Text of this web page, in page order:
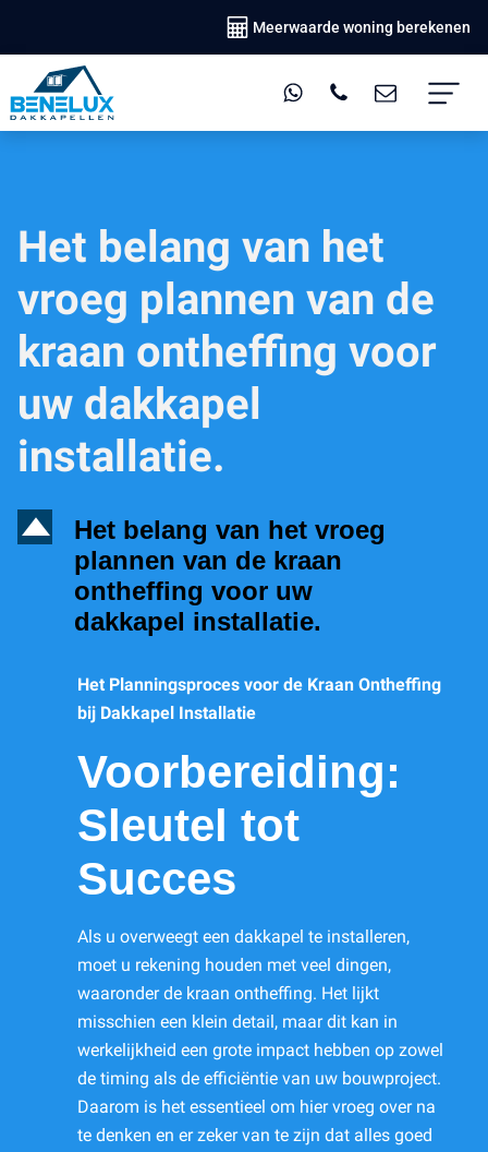
Meerwaarde woning berekenen
Het belang van het
vroeg plannen van de
kraan ontheffing voor
uw dakkapel
installatie.
D
Het belang van het vroeg
plannen van de kraan
ontheffing voor uw
dakkapel installatie.
Het Planningsproces voor de Kraan Ontheffing
bij Dakkapel Installatie
Voorbereiding:
Sleutel tot
Succes
Als u overweegt een dakkapel te installeren,
moet u rekening houden met veel dingen,
waaronder de kraan ontheffing. Het lijkt
misschien een klein detail, maar dit kan in
werkelijkheid een grote impact hebben op zowel
de timing als de efficiëntie van uw bouwproject.
Daarom is het essentieel om hier vroeg over na
te denken en er zeker van te zijn dat alles goed